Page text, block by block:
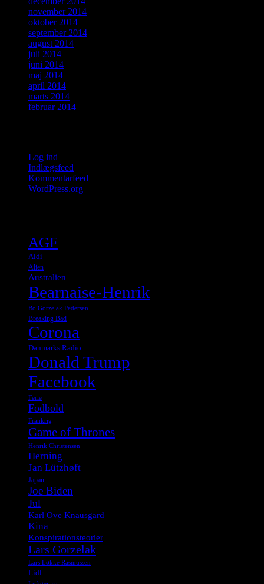
november 2014
oktober 2014
september 2014
august 2014
juli 2014
juni 2014
maj 2014
april 2014
marts 2014
februar 2014
Log ind
Indlægsfeed
Kommentarfeed
WordPress.org
AGF
Aldi
Alien
Australien
Bearnaise-Henrik
Bo Gorzelak Pedersen
Breaking Bad
Corona
Danmarks Radio
Donald Trump
Facebook
Ferie
Fodbold
Frankrig
Game of Thrones
Henrik Christensen
Herning
Jan Lützhøft
Japan
Joe Biden
Jul
Karl Ove Knausgård
Kina
Konspirationsteorier
Lars Gorzelak
Lars Løkke Rasmussen
Lidl